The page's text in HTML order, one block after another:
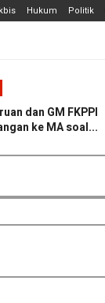
Hukum Politik
dan GM FKPPI
ke MA soal...